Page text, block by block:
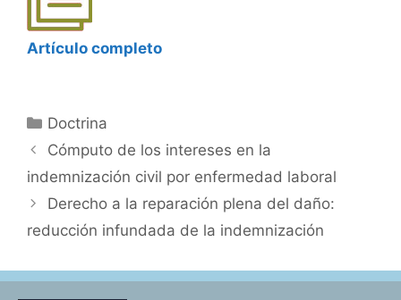
Artículo completo
Categorías
Doctrina
Cómputo de los intereses en la
indemnización civil por enfermedad laboral
Derecho a la reparación plena del daño:
reducción infundada de la indemnización